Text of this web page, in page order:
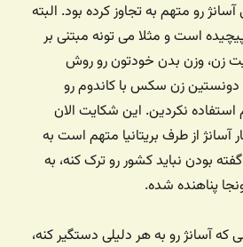
رو متهم به تجاوز کرده بود. البته
است و مثلا می تونه مبتنی بر
زن، وزن بدن خودتون رو روش
دونستین زن سکس با کاندوم رو
استفاده نکردین. این شکایت الان
آسانژ از طرف بریتانیا متهم است به
بودن نباید کشور رو ترک کنه، به
پناهنده شده.
که آسانژ رو به هر دلیلی دستگیر کنه،